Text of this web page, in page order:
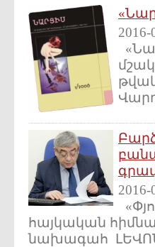
2016-
2016-
հայկական
նախագահ ԼԵՎՈՆ